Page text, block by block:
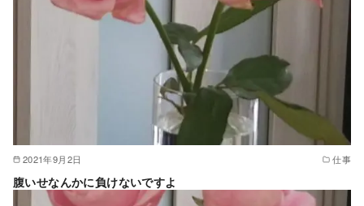
2021年9月2日 仕事
腹いせなんかに負けないですよ